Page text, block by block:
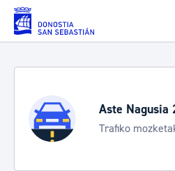
Eduki nagusira joan
Aste Nagusia
Trafiko